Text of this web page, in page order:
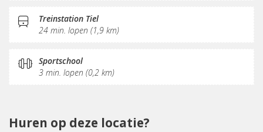
Pantry
Schoonmaak
Postverwerking
Treinstation Tiel
24 min. lopen (1,9 km)
Sportschool
3 min. lopen (0,2 km)
Huren op deze locatie?